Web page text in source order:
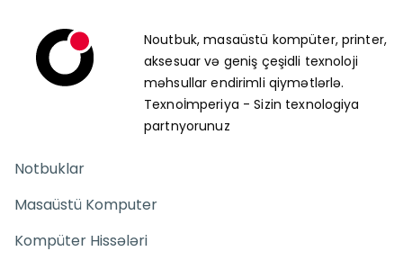
Noutbuk, masaüstü kompüter, printer,
aksesuar və geniş çeşidli texnoloji
məhsullar endirimli qiymətlərlə.
Texnoİmperiya - Sizin texnologiya
partnyorunuz
Notbuklar
Masaüstü Komputer
Kompüter Hissələri